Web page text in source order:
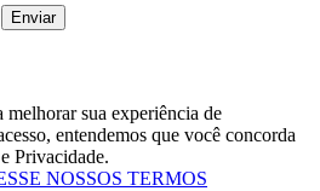
Enviar
melhorar sua experiência de
entendemos que você concorda
Privacidade.
NOSSOS TERMOS